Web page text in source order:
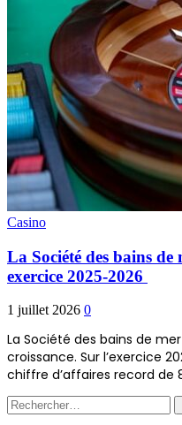
Casino
La Société des bains
exercice 2025-2026
1 juillet 2026 0
La Société des bains de
croissance. Sur l’exercice
chiffre d’affaires record de
Rechercher :